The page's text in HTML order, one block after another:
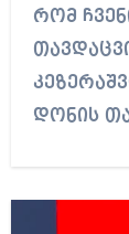
რომ
დონის